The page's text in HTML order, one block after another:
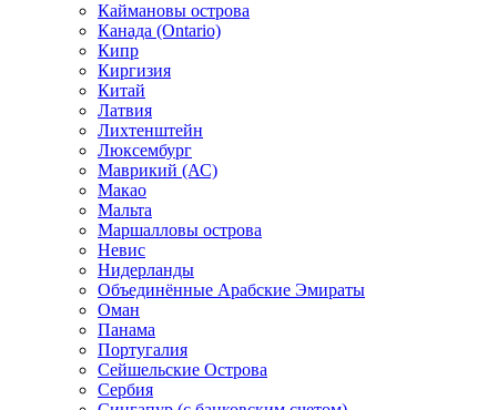
Каймановы острова
Канада (Ontario)
Кипр
Киргизия
Китай
Латвия
Лихтенштейн
Люксембург
Маврикий (АС)
Макао
Мальта
Маршалловы острова
Нeвис
Нидерланды
Объединённые Арабские Эмираты
Оман
Панама
Португалия
Сейшельские Острова
Сербия